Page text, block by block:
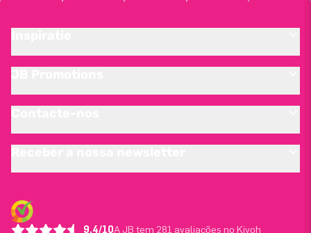
9.4/10A JB tem 281 avaliações no Kiyoh